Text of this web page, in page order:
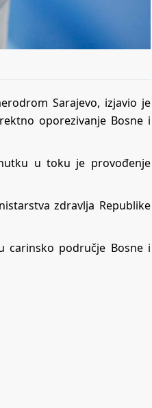
Sarajevo, izjavio je
oporezivanje Bosne i
u toku je provođenje
zdravlja Republike
carinsko područje Bosne i